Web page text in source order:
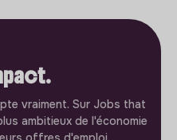
vraiment. Sur Jobs that
ambitieux de l'économie